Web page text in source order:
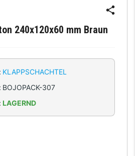
240x120x60 mm Braun
: KLAPPSCHACHTEL
: BOJOPACK-307
: LAGERND